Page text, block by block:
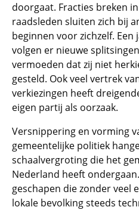
doorgaat. Fracties breken
raadsleden sluiten zich bij
beginnen voor zichzelf.
volgen er nieuwe
vermoeden dat zij niet
gesteld. Ook veel vertrek
verkiezingen heeft
eigen partij als oorzaak.
Versnippering en vorming
gemeentelijke politiek
schaalvergroting die het
Nederland heeft
geschapen die zonder veel
lokale bevolking steeds